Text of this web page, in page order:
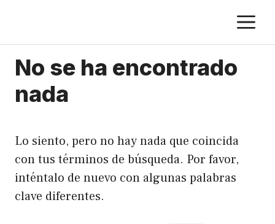
contenido
No se ha encontrado
nada
Lo siento, pero no hay nada que coincida
con tus términos de búsqueda. Por favor,
inténtalo de nuevo con algunas palabras
clave diferentes.